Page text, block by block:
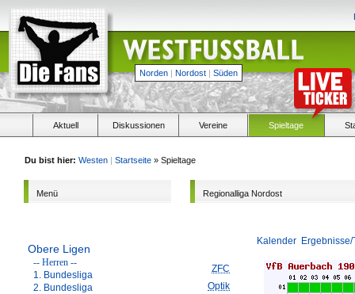
Norden | Nordost | Süden
Aktuell Diskussionen Vereine Spieltage
Du bist hier: Westen | Startseite » Spieltage
Menü
Obere Ligen
-- Herren --
1. Bundesliga
2. Bundesliga
Regionalliga Nordost
Kalender
ZFC
Optik